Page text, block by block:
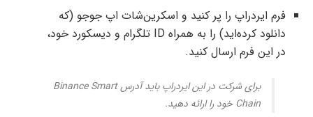
فرم ایردراپ را پر کنید و اسکرین‌شات اپ جوجو (که
دانلود کرده‌اید) را به همراه ID تلگرام و دیسکورد خود،
در این فرم ارسال کنید.
برای شرکت در این ایردراپ باید آدرس Binance Smart
Chain خود را ارائه دهید.